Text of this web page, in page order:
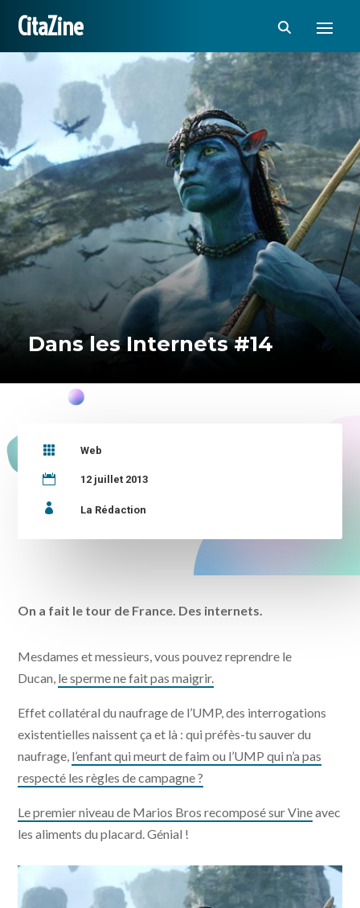
CitaZine
Dans les Internets #14
 Web
 12 juillet 2013
 La Rédaction
On a fait le tour de France. Des internets.
Mesdames et messieurs, vous pouvez reprendre le
Ducan, le sperme ne fait pas maigrir.
Effet collatéral du naufrage de l’UMP, des interrogations
existentielles naissent ça et là : qui préfès-tu sauver du
naufrage, l’enfant qui meurt de faim ou l’UMP qui n’a pas
respecté les règles de campagne ?
Le premier niveau de Marios Bros recomposé sur Vineavec
les aliments du placard. Génial !